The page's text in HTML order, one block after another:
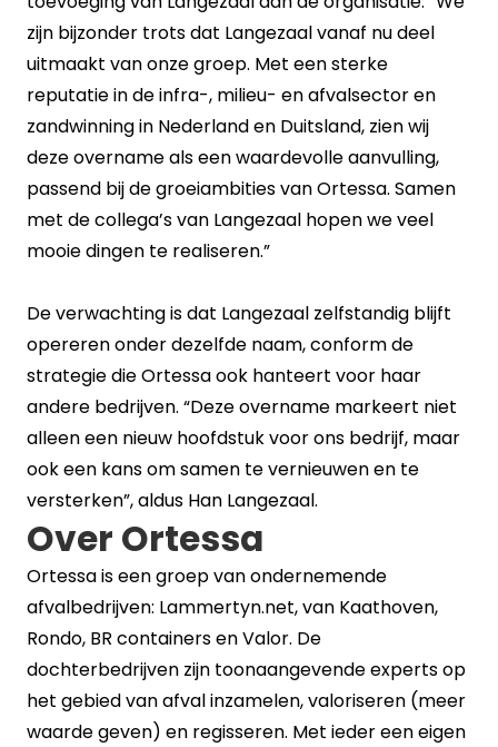
zijn bijzonder trots dat Langezaal vanaf nu deel
uitmaakt van onze groep. Met een sterke
reputatie in de infra-, milieu- en afvalsector en
zandwinning in Nederland en Duitsland, zien wij
deze overname als een waardevolle aanvulling,
passend bij de groeiambities van Ortessa. Samen
met de collega’s van Langezaal hopen we veel
mooie dingen te realiseren.”
De verwachting is dat Langezaal zelfstandig blijft
opereren onder dezelfde naam, conform de
strategie die Ortessa ook hanteert voor haar
andere bedrijven. “Deze overname markeert niet
alleen een nieuw hoofdstuk voor ons bedrijf, maar
ook een kans om samen te vernieuwen en te
versterken”, aldus Han Langezaal.
Over Ortessa
Ortessa is een groep van ondernemende
afvalbedrijven: Lammertyn.net, van Kaathoven,
Rondo, BR containers en Valor. De
dochterbedrijven zijn toonaangevende experts op
het gebied van afval inzamelen, valoriseren (meer
waarde geven) en regisseren. Met ieder een eigen